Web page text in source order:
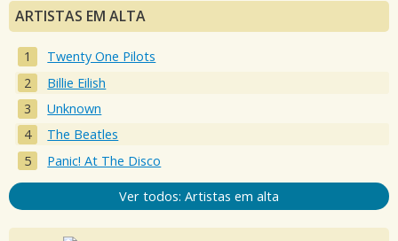
ARTISTAS EM ALTA
Twenty One Pilots
Billie Eilish
Unknown
The Beatles
Panic! At The Disco
Ver todos: Artistas em alta